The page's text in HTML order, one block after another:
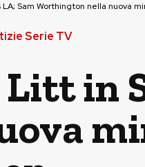
Sam Worthington nella nuova
Serie TV
in